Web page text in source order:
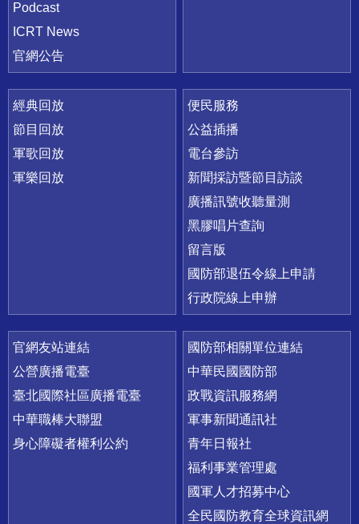
Podcast
ICRT News
官網公告
經典回放
節目回放
軍歌回放
軍樂回放
便民服務
公益插播
電台參訪
新聞採訪暨節目訪談
廣播訊號收聽量測
黑膠唱片查詢
留言版
國防部退伍令線上申請
行政院線上申辦
官網友站連結
公營廣播電臺
臺北國際社區廣播電臺
中華職棒大聯盟
身心障礙者權利公約
國防部相關單位連結
中華民國國防部
政戰資訊服務網
軍事新聞通訊社
青年日報社
福利事業管理處
國軍人才招募中心
全民國防教育全球資訊網